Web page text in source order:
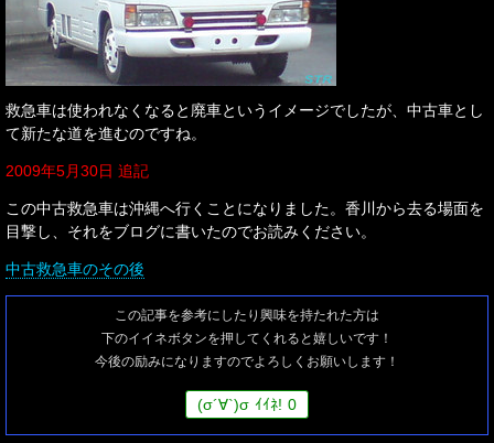
救急車は使われなくなると廃車というイメージでしたが、中古車とし
て新たな道を進むのですね。
2009年5月30日 追記
この中古救急車は沖縄へ行くことになりました。香川から去る場面を
目撃し、それをブログに書いたのでお読みください。
中古救急車のその後
この記事を参考にしたり興味を持たれた方は
下のイイネボタンを押してくれると嬉しいです！
今後の励みになりますのでよろしくお願いします！
(σ´∀`)σ ｲｲﾈ! 0